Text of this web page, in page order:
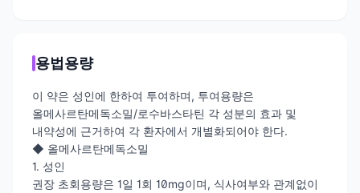
용법용량
이 약은 성인에 한하여 투여하며, 투여용량은
올메사르탄메독소밀/로수바스타틴 각 성분의 효과 및
내약성에 근거하여 각 환자에서 개별화되어야 한다.
◆ 올메사르탄메독소밀
1. 성인
권장 초회용량은 1일 1회 10mg이며, 식사여부와 관계없이